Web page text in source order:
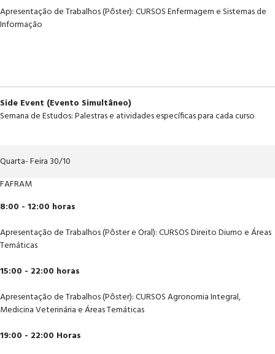
Apresentação de Trabalhos (Pôster): CURSOS Enfermagem e Sistemas de
Informação
Side Event (Evento Simultâneo)
Semana de Estudos: Palestras e atividades específicas para cada curso
Quarta- Feira 30/10
FAFRAM
8:00 - 12:00 horas
Apresentação de Trabalhos (Pôster e Oral): CURSOS Direito Diurno e Áreas
Temáticas
15:00 - 22:00 horas
Apresentação de Trabalhos (Pôster): CURSOS Agronomia Integral,
Medicina Veterinária e Áreas Temáticas
19:00 - 22:00 Horas